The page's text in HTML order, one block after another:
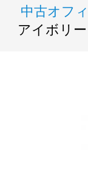
中古オフ
アイボリ